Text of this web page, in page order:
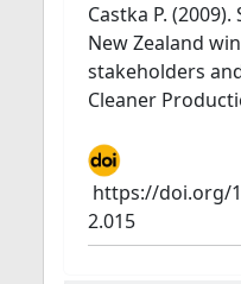
Castka P.
New Zealand
stakeholders
Cleaner
https://doi.org/
2.015